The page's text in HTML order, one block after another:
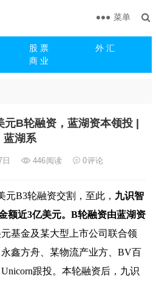
股 票
外 汇
商 业
菜单
B轮融资，蓝湖资本领投 |
蓝湖系
446阅读 0评论
B3轮融资交割，至此， 九识智
额近3亿美元。B轮融资由蓝湖资
基金及某大型上市公司联合领
鑫方舟、某物流产业方、BV百
跟投。本轮融资后，九识